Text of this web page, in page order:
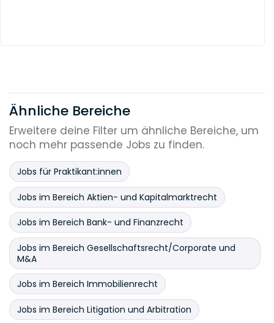
Ähnliche Bereiche
Erweitere deine Filter um ähnliche Bereiche, um
noch mehr passende Jobs zu finden.
Jobs für Praktikant:innen
Jobs im Bereich Aktien- und Kapitalmarktrecht
Jobs im Bereich Bank- und Finanzrecht
Jobs im Bereich Gesellschaftsrecht/Corporate und
M&A
Jobs im Bereich Immobilienrecht
Jobs im Bereich Litigation und Arbitration